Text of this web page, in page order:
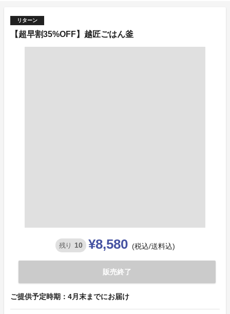
リターン
【超早割35%OFF】越匠ごはん釜
残り 10 ¥8,580 (税込/送料込)
販売終了
ご提供予定時期：4月末までにお届け